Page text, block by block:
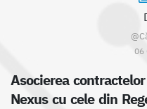
06
Asocierea
Nexus cu cele din